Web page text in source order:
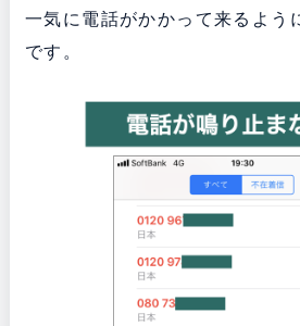
一気に電話がかかって来るよう
です。